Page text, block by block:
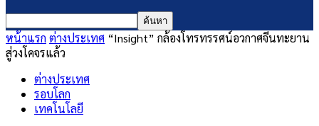
หน้าแรก ต่างประเทศ ​“Insight” กล้องโทรทรรศน์อวกาศจีนทะยาน
สู่วงโคจรแล้ว
ต่างประเทศ
รอบโลก
เทคโนโลยี